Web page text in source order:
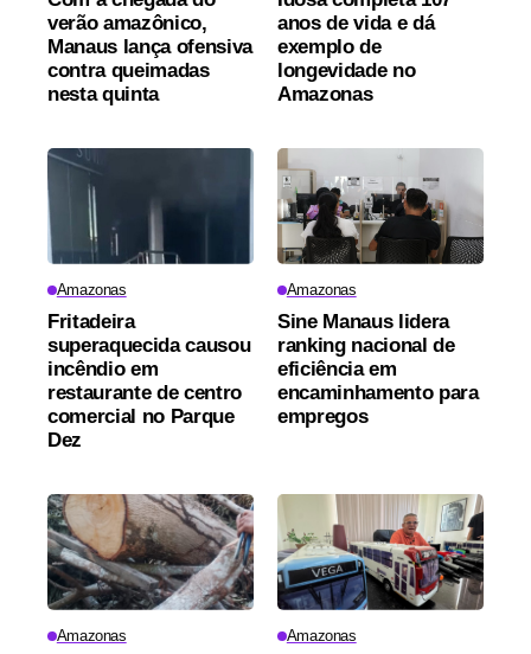
verão amazônico,
Manaus lança ofensiva
contra queimadas
nesta quinta
anos de vida e dá
exemplo de
longevidade no
Amazonas
Amazonas
Fritadeira
superaquecida causou
incêndio em
restaurante de centro
comercial no Parque
Dez
Amazonas
Sine Manaus lidera
ranking nacional de
eficiência em
encaminhamento para
empregos
Amazonas Amazonas